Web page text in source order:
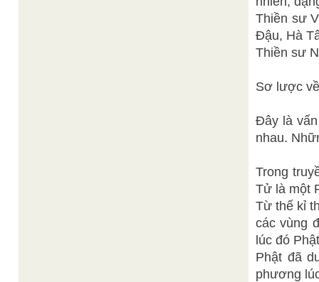
Thiền sư
Đậu, Hà
Thiền sư
Sơ lược
Đây là
nhau.
Trong
Tử là một
Từ thế kỉ
các vùng
lúc đó
Phật đã
phương